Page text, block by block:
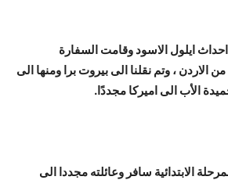
١٩٧٠ حدثت احداث ايلول الاسود وقامت السفارة
من الاردن ، وتم نقلنا الى بيروت برا ومنها الى
الأب الى اميركا مجددًا.
الابتدائية سافر وعائلته مجددا الى